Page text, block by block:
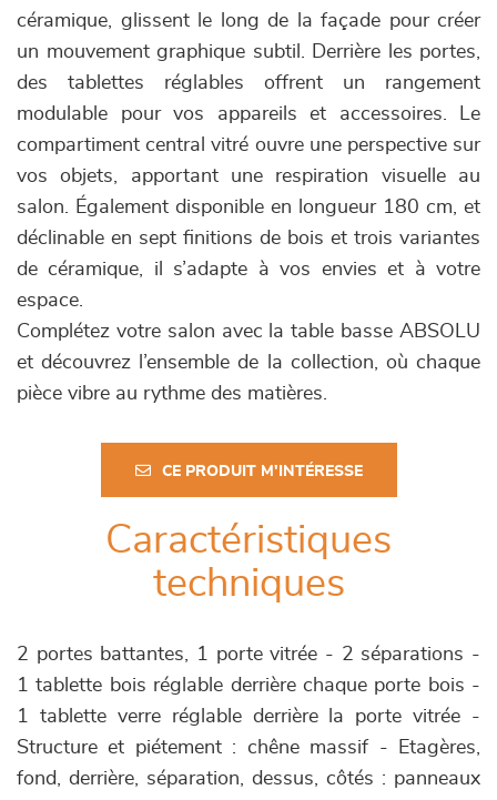
céramique, glissent le long de la façade pour créer
un mouvement graphique subtil. Derrière les portes,
des tablettes réglables offrent un rangement
modulable pour vos appareils et accessoires. Le
compartiment central vitré ouvre une perspective sur
vos objets, apportant une respiration visuelle au
salon. Également disponible en longueur 180 cm, et
déclinable en sept finitions de bois et trois variantes
de céramique, il s’adapte à vos envies et à votre
espace.
Complétez votre salon avec la table basse ABSOLU
et découvrez l’ensemble de la collection, où chaque
pièce vibre au rythme des matières.
CE PRODUIT M'INTÉRESSE
Caractéristiques
techniques
2 portes battantes, 1 porte vitrée - 2 séparations -
1 tablette bois réglable derrière chaque porte bois -
1 tablette verre réglable derrière la porte vitrée -
Structure et piétement : chêne massif - Etagères,
fond, derrière, séparation, dessus, côtés : panneaux